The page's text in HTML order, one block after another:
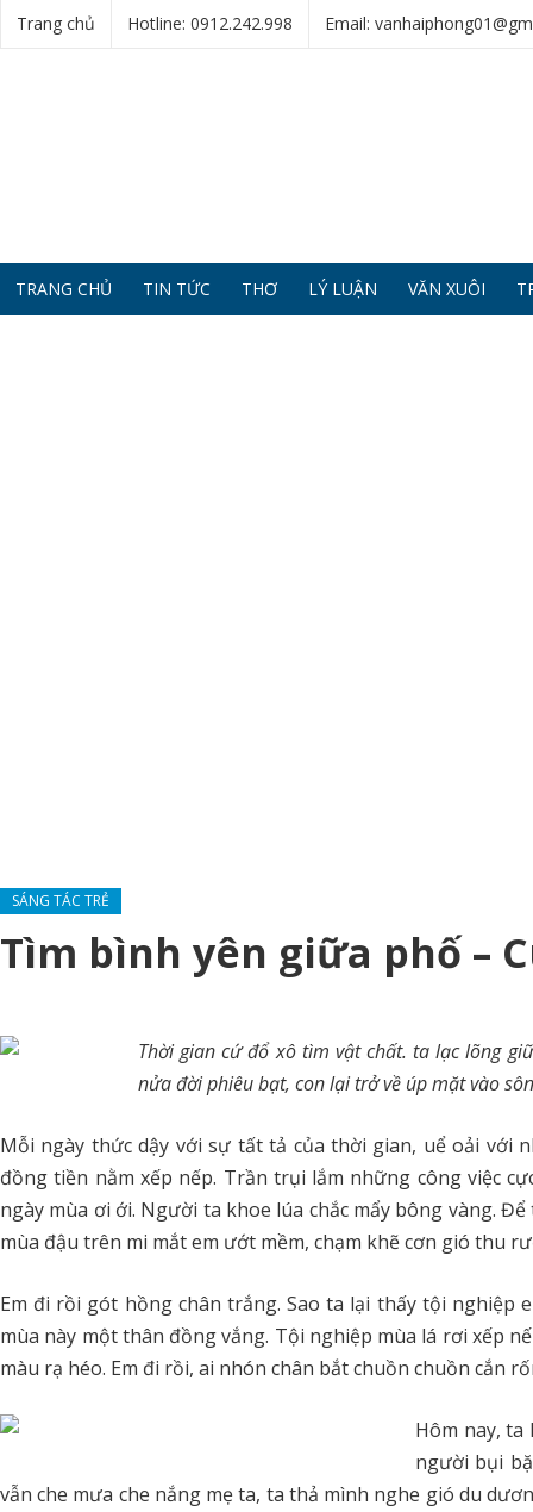
Trang chủ Hotline: 0912.242.998 Email:
TRANG CHỦ TIN TỨC THƠ LÝ LUẬN VĂN XUÔI
SÁNG TÁC TRẺ
Tìm bình yên giữa phố –
Thời gian cứ đổ xô tìm vật chất. ta lạc lõng
nửa đời phiêu bạt, con lại trở về úp mặt vào
Mỗi ngày thức dậy với sự tất tả của thời gian, uể oải với
đồng tiền nằm xếp nếp. Trần trụi lắm những công việc
ngày mùa ơi ới. Người ta khoe lúa chắc mẩy bông vàng.
mùa đậu trên mi mắt em ướt mềm, chạm khẽ cơn gió thu
Em đi rồi gót hồng chân trắng. Sao ta lại thấy tội nghiệp
mùa này một thân đồng vắng. Tội nghiệp mùa lá rơi xếp
màu rạ héo. Em đi rồi, ai nhón chân bắt chuồn chuồn cắn
Hôm nay,
người bụi
vẫn che mưa che nắng mẹ ta, ta thả mình nghe gió du